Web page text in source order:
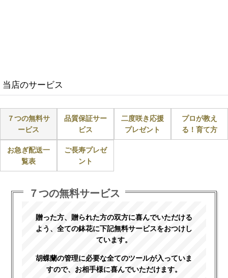
当店のサービス
７つの無料サ
ービス
品質保証サー
ビス
二度咲き応援
プレゼント
プロが教え
る！育て方
お急ぎ配送一
覧表
ご長寿プレゼ
ント
７つの無料サービス
贈った方、贈られた方の双方に喜んでいただける
よう、全ての鉢花に下記無料サービスをおつけし
ています。
胡蝶蘭の管理に必要な全てのツールが入っていま
すので、お相手様に喜んでいただけます。